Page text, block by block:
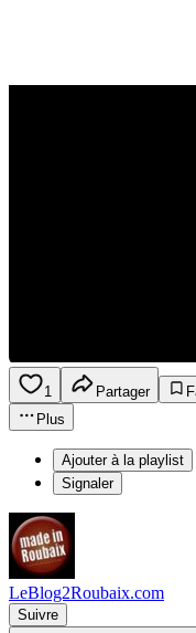
1 Partager
Plus
Ajouter à la playlist
Signaler
LeBlog2Roubaix.com
Suivre